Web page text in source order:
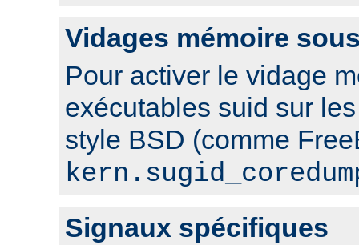
Vidages mémoire
Pour activer le vidage
exécutables suid sur
style BSD (comme
Signaux spécifiques